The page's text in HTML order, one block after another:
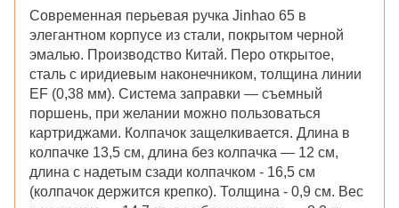
Современная перьевая ручка Jinhao 65 в
элегантном корпусе из стали, покрытом черной
эмалью. Производство Китай. Перо открытое,
сталь с иридиевым наконечником, толщина линии
EF (0,38 мм). Система заправки ― съемный
поршень, при желании можно пользоваться
картриджами. Колпачок защелкивается. Длина в
колпачке 13,5 см, длина без колпачка ― 12 см,
длина с надетым сзади колпачком - 16,5 см
(колпачок держится крепко). Толщина - 0,9 см. Вес